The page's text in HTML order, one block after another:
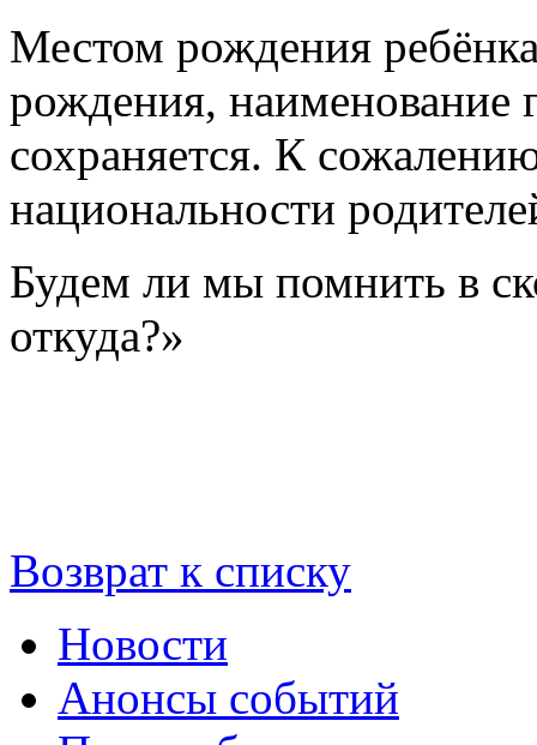
Местом рождения
рождения, наименование
сохраняется. К
национальности
Будем ли мы помнить в
откуда?»
Возврат к списку
Новости
Анонсы событий